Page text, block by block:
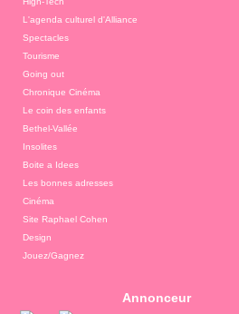
L'agenda culturel d'Alliance
Spectacles
Tourisme
Going out
Chronique Cinéma
Le coin des enfants
Bethel-Vallée
Insolites
Boite a Idees
Les bonnes adresses
Cinéma
Site Raphael Cohen
Design
Jouez/Gagnez
Annonceur